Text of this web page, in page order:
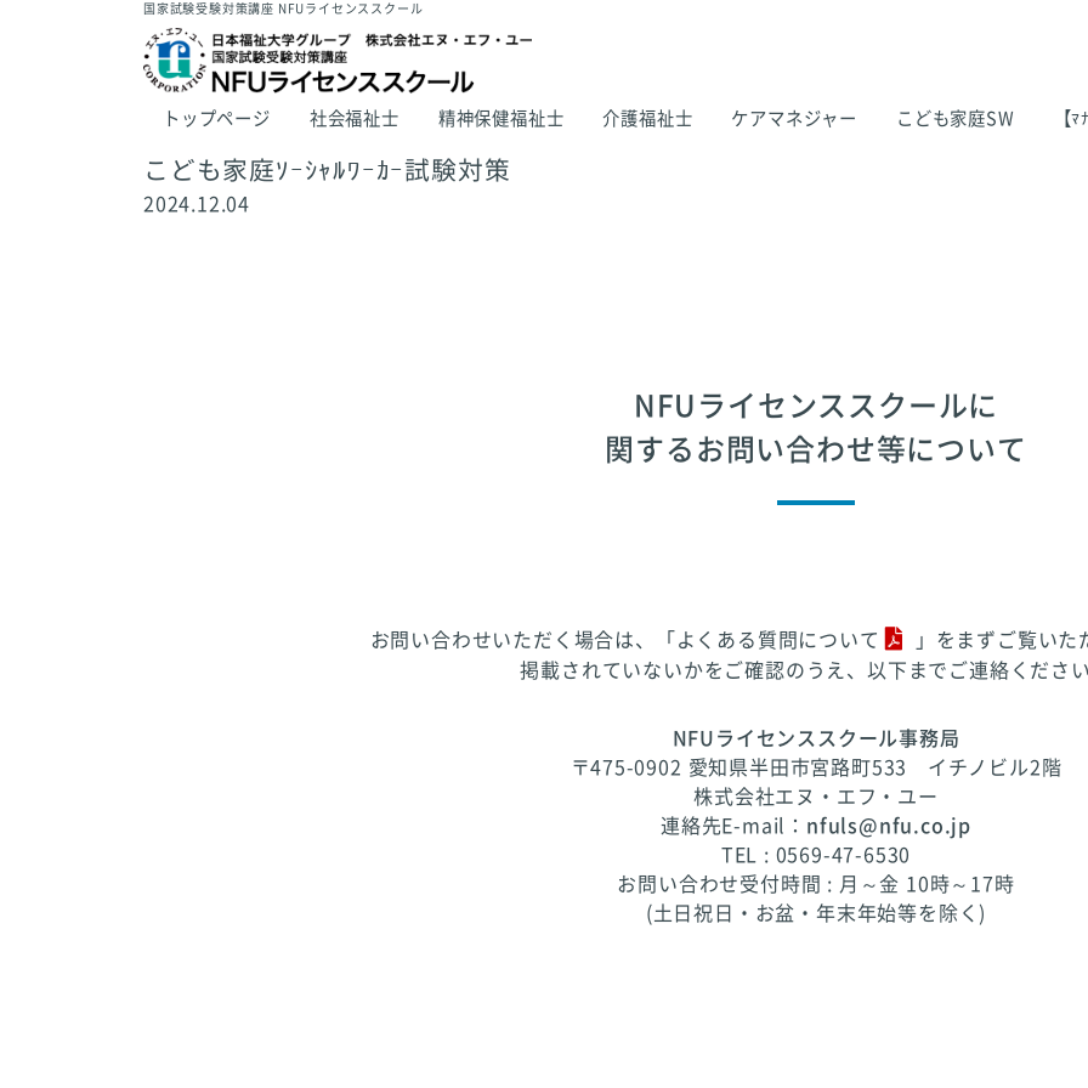
国家試験受験対策講座 NFUライセンススクール
トップページ 社会福祉士 精神保健福祉士 介護福祉士 ケアマネジャー こども家庭SW 【
こども家庭ｿｰｼｬﾙﾜｰｶｰ試験対策
2024.12.04
NFUライセンススクールに
関するお問い合わせ等について
お問い合わせいただく場合は、「 よくある質問について
」をまずご覧いた
掲載されていないかをご確認のうえ、以下までご連絡ください
NFUライセンススクール事務局
〒475-0902 愛知県半田市宮路町533 イチノビル2階
株式会社エヌ・エフ・ユー
連絡先E-mail： nfuls@nfu.co.jp
TEL : 0569-47-6530
お問い合わせ受付時間 : 月～金 10時～17時
(土日祝日・お盆・年末年始等を除く)